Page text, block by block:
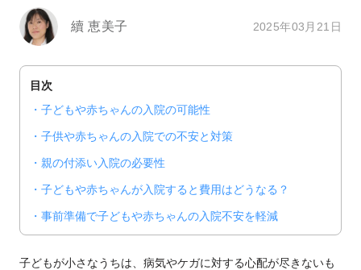
續 恵美子 2025年03月21日
目次
子どもや赤ちゃんの入院の可能性
子供や赤ちゃんの入院での不安と対策
親の付添い入院の必要性
子どもや赤ちゃんが入院すると費用はどうなる？
事前準備で子どもや赤ちゃんの入院不安を軽減
子どもが小さなうちは、病気やケガに対する心配が尽きないも